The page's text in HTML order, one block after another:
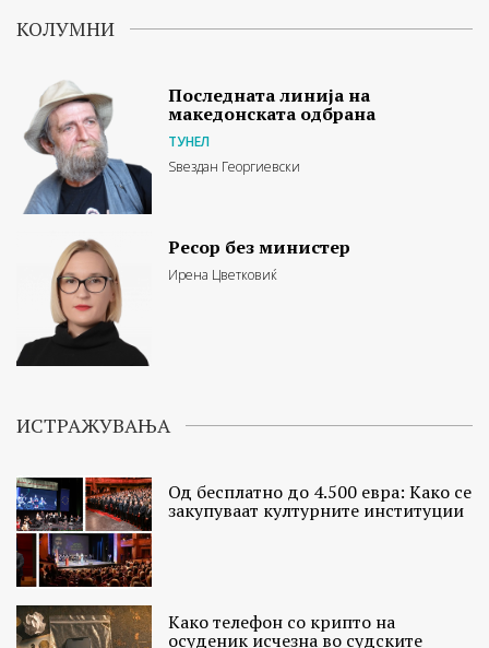
КОЛУМНИ
Последната линија на
македонската одбрана
ТУНЕЛ
Ѕвездан Георгиевски
Ресор без министер
Ирена Цветковиќ
ИСТРАЖУВАЊА
Од бесплатно до 4.500 евра: Како се
закупуваат културните институции
Како телефон со крипто на
осуденик исчезна во судските